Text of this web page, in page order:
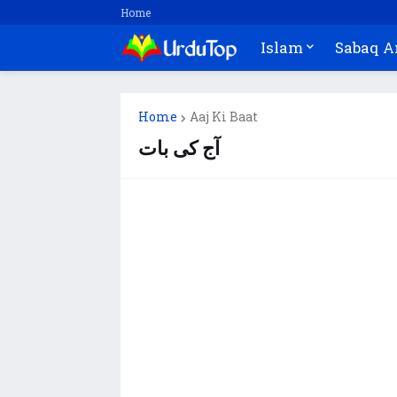
Home
Islam Sabaq
Home Aaj Ki Baat
آج کی بات